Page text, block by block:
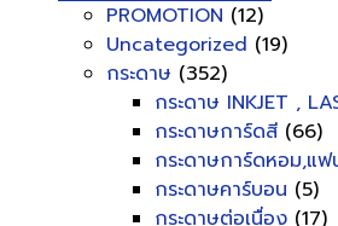
PROMOTION (12)
Uncategorized (19)
กระดาษ (352)
กระดาษ INKJET ,
กระดาษการ์ดสี (66)
กระดาษการ์ดหอม,แ
กระดาษคาร์บอน (5)
กระดาษต่อเนื่อง (17)